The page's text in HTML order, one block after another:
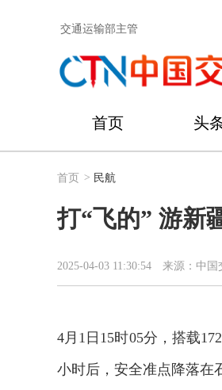
交通运输部主管
首页 头
首页 > 民航
打“飞的” 游新
2025-04-03 11:30:54 来源：中国
4月1日15时05分，搭载
小时后，安全准点降落在